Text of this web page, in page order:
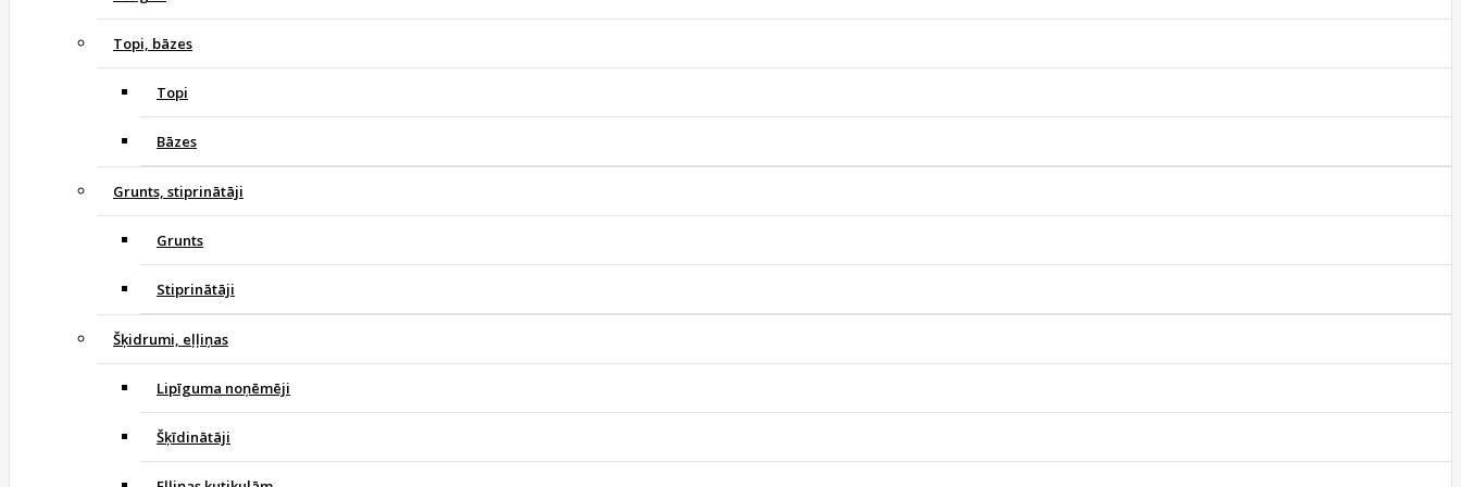
Topi, bāzes
Topi
Bāzes
Grunts, stiprinātāji
Grunts
Stiprinātāji
Šķidrumi, eļļiņas
Lipīguma noņēmēji
Šķīdinātāji